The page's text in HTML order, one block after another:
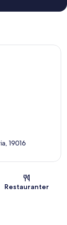
19016
Restauranter